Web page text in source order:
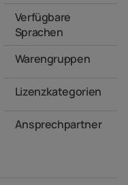
Verfügbare
Sprachen
Warengruppen
- -
Lizenzkategorien
Ansprechpartner